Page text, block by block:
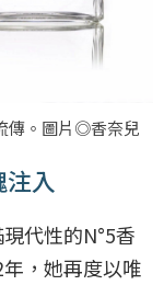
傳。圖片◎香奈兒
入
代性的N°5香
，她再度以唯